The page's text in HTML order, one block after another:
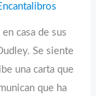
casa de sus
Se siente
una carta que
que ha